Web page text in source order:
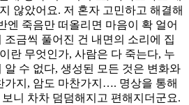
않았어요. 저 혼자 고민하고 해결해
엔 죽음만 떠올리면 마음이 확 얼어
조금씩 풀어진 건 내면의 소리에 집
란 무엇인가, 사람은 다 죽는다, 누
알 수 없다, 생성된 모든 것은 변화와
가지, 암도 마찬가지…. 명상을 통해
니 차차 덤덤해지고 편해지더군요.